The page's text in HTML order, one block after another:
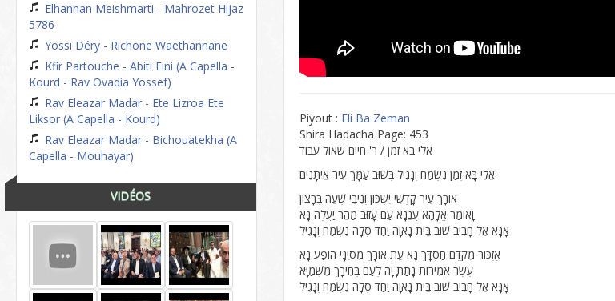
Elhannan Meishmarti - Mahrozet Hijaz
5786
Yossi Déry - Richone Waethannane
Kfir Partouche - Abiti Eini (A Capella -
Kourd - Rav Ovadia Yossef)
Rav Eleazar Madar - Ete Lizroa Ete
Liksor (A Capella - Kourd)
Rav Eleazar Madar - Bichouatekha (A
Capella - Mouhayar)
VIDÉOS
Piyout : Eli Ba Zeman
Shira Hadacha Page: 453
אלי בא זמן / ר' חיים שאול עבוד
אֵלִי בָּא זְמַן נִשְׂמַח וְנָגִיל בְּשׁוּב עַמָּךְ עִיר אֵיתָנִים
אוֹרָךְ עִיר קָדְשִׁי יִשְׁכּוֹן וְנִיבִי שְׁעֵה בְּרָצוֹן
וָאוֹמַר אֱלָהָא עֲנֵנָא עַם עָזוּב מַהֵר יַעֲלֶה נָא
אָנָּא אֵל חָבִיב שׁוּב בֵּית נָאוָה יַחַד סֶלָה נִשְׂמַח וְנָגִיל
אֶזְכּוֹר מִקֶּדֶם חַסְדָּךְ נָא עֵת אוֹרָךְ מִסִּינָי הוֹפַע נָא
עֶשֶׂר אֲמִירוֹת נָתַתָּ יָהּ לְעַם בְּחִירָךְ מִשְּׁמַיָּא
אָנָּא אֵל חָבִיב שׁוּב בֵּית נָאוָה יַחַד סֶלָה נִשְׂמַח וְנָגִיל